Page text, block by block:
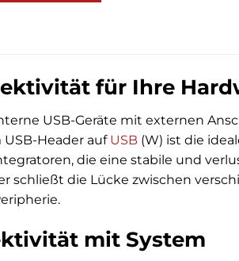
für Ihre
USB-Geräte mit externen
Header auf USB (W) ist die
die eine stabile und
schließt die Lücke zwischen
mit System